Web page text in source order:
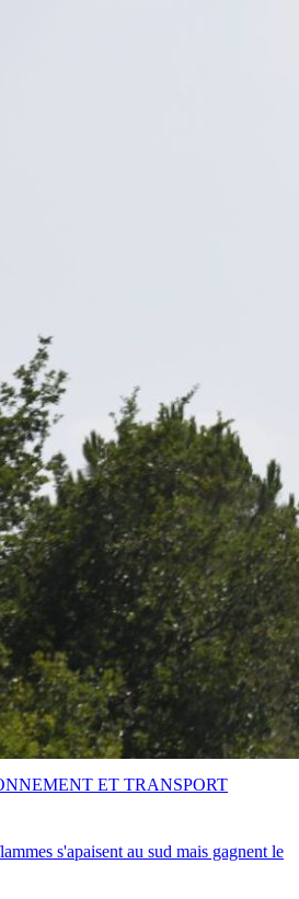
s'apaisent au sud mais gagnent le
ET TRANSPORT